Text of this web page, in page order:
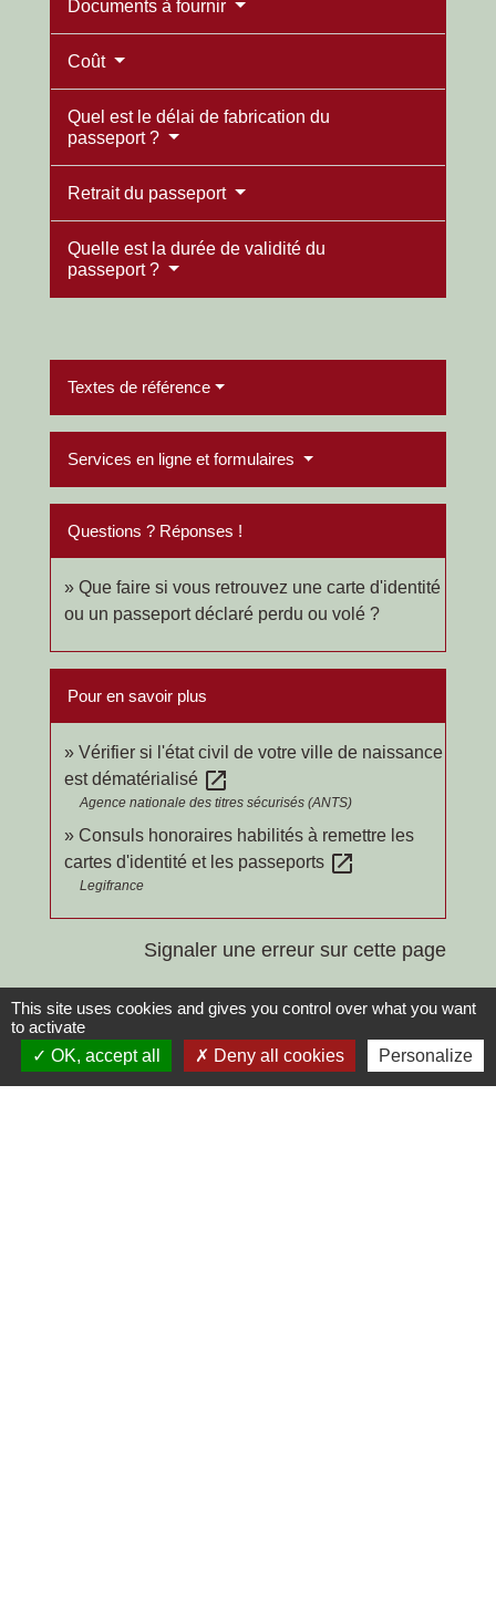
Documents à fournir
Coût
Quel est le délai de fabrication du
passeport ?
Retrait du passeport
Quelle est la durée de validité du
passeport ?
Textes de référence
Services en ligne et formulaires
Questions ? Réponses !
Que faire si vous retrouvez une carte d'identité
ou un passeport déclaré perdu ou volé ?
Pour en savoir plus
Vérifier si l'état civil de votre ville de naissance
est dématérialisé open_in_new
Agence nationale des titres sécurisés (ANTS)
Consuls honoraires habilités à remettre les
cartes d'identité et les passeports open_in_new
Legifrance
Signaler une erreur sur cette page
This site uses cookies and gives you control over what you want
to activate
OK, accept all
Deny all cookies Personalize